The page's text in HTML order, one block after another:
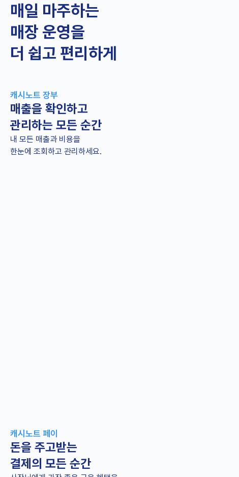
매일 마주하는
매장 운영을
더 쉽고 편리하게
캐시노트 장부
매출을 확인하고
관리하는 모든 순간
내 모든 매출과 비용을
한눈에 조회하고 관리하세요.
캐시노트 페이
돈을 주고받는
결제의 모든 순간